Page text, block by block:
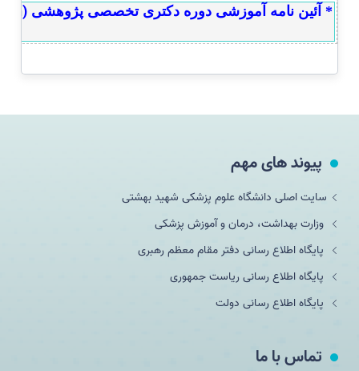
* آئین نامه آموزشی دوره دکتری تخصصی پژوهشی (PhD by Research)
پیوند های مهم
سایت اصلی دانشگاه علوم پزشکی شهید بهشتی
وزارت بهداشت، درمان و آموزش پزشکی
پایگاه اطلاع رسانی دفتر مقام معظم رهبری
پایگاه اطلاع رسانی ریاست جمهوری
پایگاه اطلاع رسانی دولت
تماس با ما